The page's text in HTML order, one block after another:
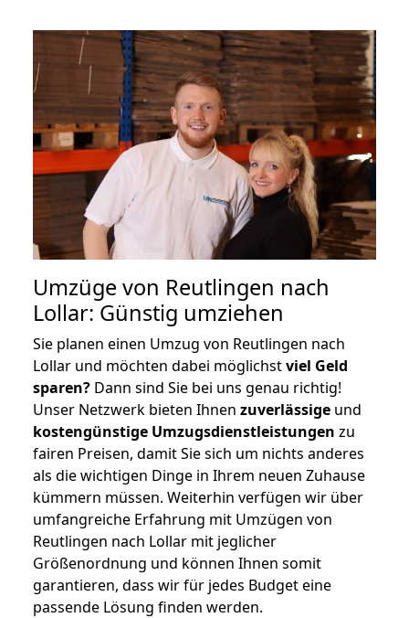
Umzüge von Reutlingen nach
Lollar: Günstig umziehen
Sie planen einen Umzug von Reutlingen nach
Lollar und möchten dabei möglichstviel Geld
sparen? Dann sind Sie bei uns genau richtig!
Unser Netzwerk bieten Ihnen zuverlässige und
kostengünstige Umzugsdienstleistungen zu
fairen Preisen, damit Sie sich um nichts anderes
als die wichtigen Dinge in Ihrem neuen Zuhause
kümmern müssen. Weiterhin verfügen wir über
umfangreiche Erfahrung mit Umzügen von
Reutlingen nach Lollar mit jeglicher
Größenordnung und können Ihnen somit
garantieren, dass wir für jedes Budget eine
passende Lösung finden werden.